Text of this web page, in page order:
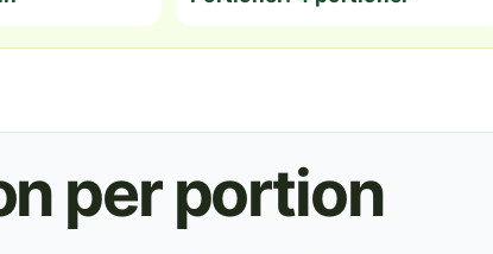
per portion